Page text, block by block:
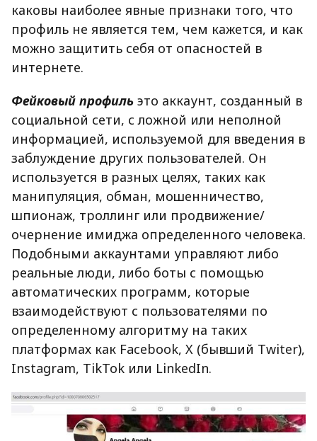
каковы наиболее явные признаки того, что
профиль не является тем, чем кажется, и как
можно защитить себя от опасностей в
интернете.
Фейковый профиль это аккаунт, созданный в
социальной сети, с ложной или неполной
информацией, используемой для введения в
заблуждение других пользователей. Он
используется в разных целях, таких как
манипуляция, обман, мошенничество,
шпионаж, троллинг или продвижение/
очернение имиджа определенного человека.
Подобными аккаунтами управляют либо
реальные люди, либо боты с помощью
автоматических программ, которые
взаимодействуют с пользователями по
определенному алгоритму на таких
платформах как Facebook, X (бывший Twiter),
Instagram, TikTok или LinkedIn.